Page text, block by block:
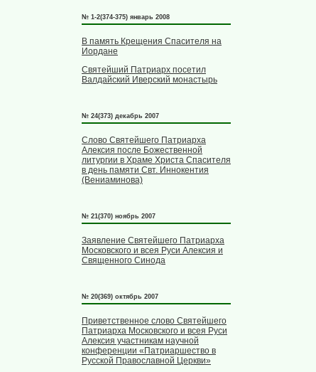
№ 1-2(374-375) январь 2008
В память Крещения Спасителя на
Иордане
Святейший Патриарх посетил
Валдайский Иверский монастырь
№ 24(373) декабрь 2007
Слово Святейшего Патриарха
Алексия после Божественной
литургии в Храме Христа Спасителя
в день памяти Свт. Иннокентия
(Вениаминова)
№ 21(370) ноябрь 2007
Заявление Святейшего Патриарха
Московского и всея Руси Алексия и
Священного Синода
№ 20(369) октябрь 2007
Приветственное слово Святейшего
Патриарха Московского и всея Руси
Алексия участникам научной
конференции «Патриаршество в
Русской Православной Церкви»